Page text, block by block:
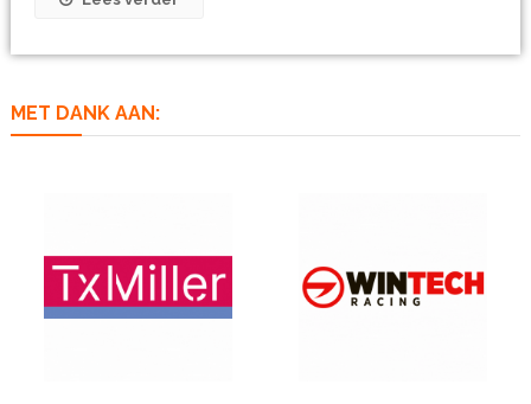
MET DANK AAN: